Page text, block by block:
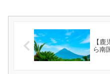
【
ら南